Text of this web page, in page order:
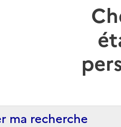
ma recherche